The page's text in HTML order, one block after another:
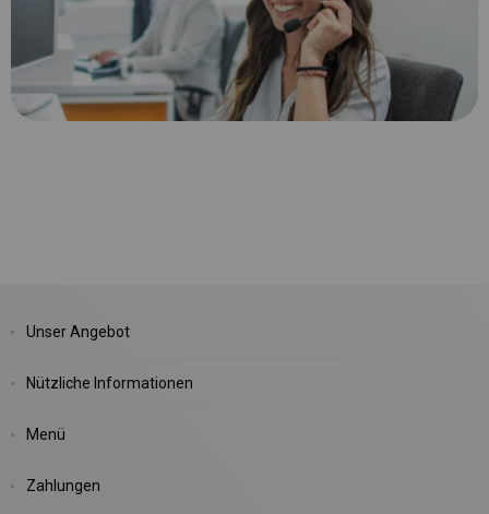
Unser Angebot
Nützliche Informationen
Menü
Zahlungen